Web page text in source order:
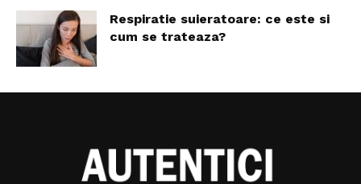
Respiratie suieratoare: ce este si
cum se trateaza?